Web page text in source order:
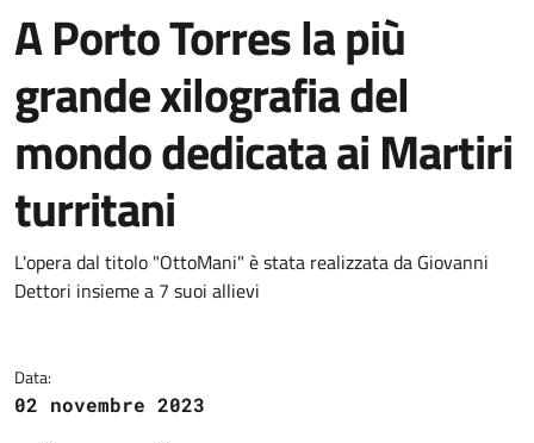
A Porto Torres la più
grande xilografia del
mondo dedicata ai Martiri
turritani
Dettagli della notizia
L'opera dal titolo "OttoMani" è stata realizzata da Giovanni
Dettori insieme a 7 suoi allievi
Data:
02 novembre 2023